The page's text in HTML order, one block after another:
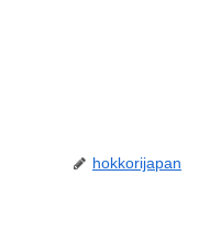
hokkorijapan